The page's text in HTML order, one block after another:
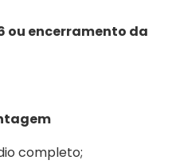
ou encerramento da
completo;